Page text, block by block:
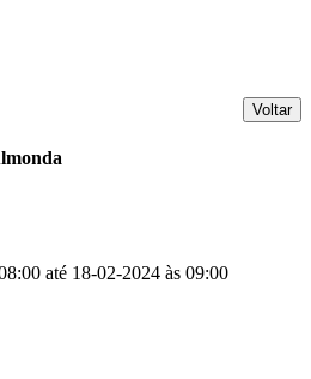
até 18-02-2024 às 09:00